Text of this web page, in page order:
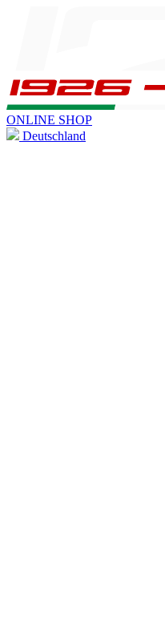
ONLINE SHOP
Deutschland